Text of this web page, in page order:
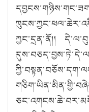
ཀྱང་དྲན་ནོ།།